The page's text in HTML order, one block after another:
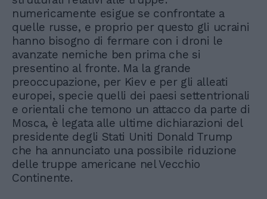
numericamente esigue se confrontate a
quelle russe, e proprio per questo gli ucraini
hanno bisogno di fermare con i droni le
avanzate nemiche ben prima che si
presentino al fronte. Ma la grande
preoccupazione, per Kiev e per gli alleati
europei, specie quelli dei paesi settentrionali
e orientali che temono un attacco da parte di
Mosca, è legata alle ultime dichiarazioni del
presidente degli Stati Uniti Donald Trump
che ha annunciato una possibile riduzione
delle truppe americane nel Vecchio
Continente.